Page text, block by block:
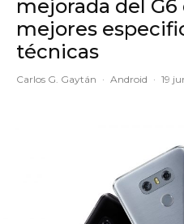
mejorada del
mejores
técnicas
Carlos G. Gaytán · Android · 19